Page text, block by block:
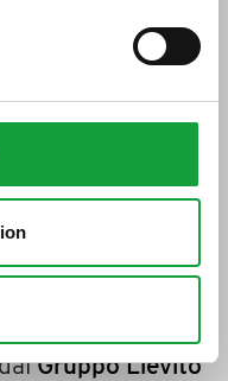
il più utilizzato in
. In media,la
italiane
e più della metà
hanno
Gruppo Lievito